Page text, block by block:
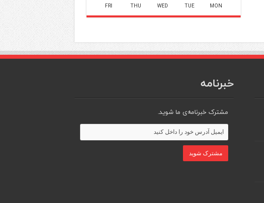
MON
TUE
WED
THU
FRI
خبرنامه
مشترک خبرنامه‌ی ما شوید.